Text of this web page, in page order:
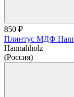
850 ₽
Плинтус МДФ
Hannahholz
(Россия)